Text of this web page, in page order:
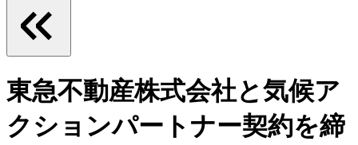
東急不動産株式会社と気候ア
クションパートナー契約を締